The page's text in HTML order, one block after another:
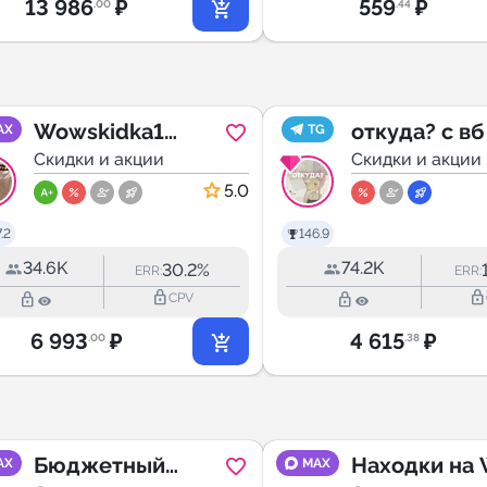
13 986.00 ₽ 559.44 ₽
Wowskidka1
Ловим скидки ,
промокоды,
wildberries ,ozon
Скидки и акции
5.0
34.6K ERR:30.2%
lock_outline lock_outlineCPV
6 993.00 ₽
TG
146.9
откуда? с вб
Скидки и акции
74.2K ERR:
lock_outline lock_outline
4 615.38 ₽
Бюджетный
MAX
Находки на